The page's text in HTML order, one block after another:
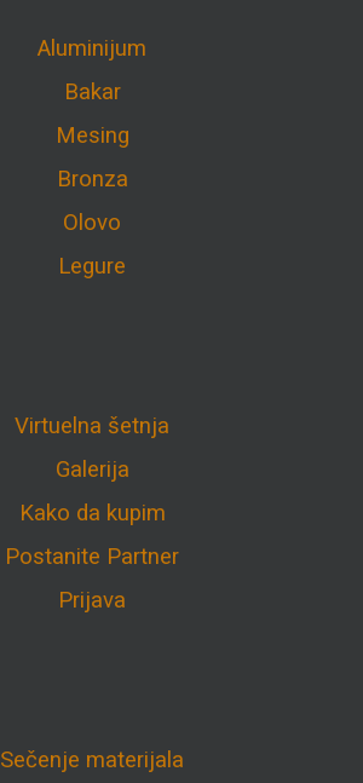
Aluminijum
Bakar
Mesing
Bronza
Olovo
Legure
Virtuelna šetnja
Galerija
Kako da kupim
Postanite Partner
Prijava
Sečenje materijala